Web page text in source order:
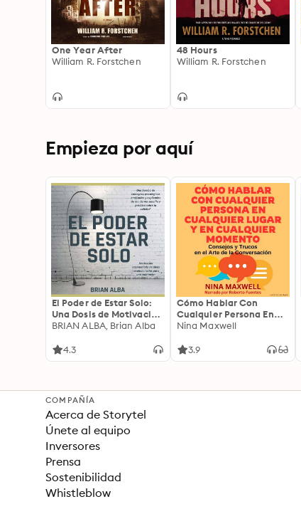
One Year After
William R. Forstchen
48 Hours
William R. Forstchen
Empieza por aquí
El Poder de Estar Solo:
Una Dosis de Motivación
Acompañada de Ideas
una Vida Mejor
BRIAN ALBA, Brian Alba
4.3
Cómo Hablar Con
Cualquier Persona En
Cualquier Lugar Y En
Nina Maxwell
3.9
COMPAÑÍA
Acerca de Storytel
Únete al equipo
Inversores
Prensa
Sostenibilidad
Whistleblow